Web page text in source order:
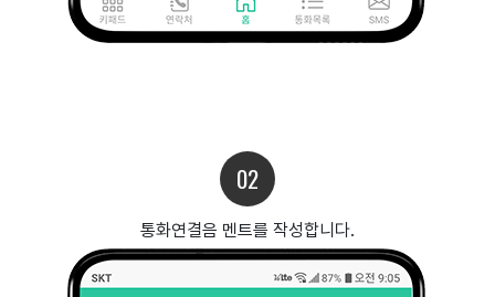
02
통화연결음 멘트를 작성합니다.